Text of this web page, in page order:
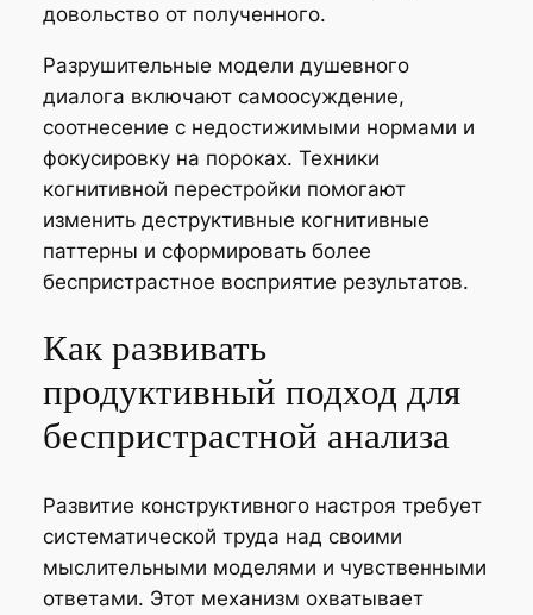
довольство от полученного.
Разрушительные модели душевного
диалога включают самоосуждение,
соотнесение с недостижимыми нормами и
фокусировку на пороках. Техники
когнитивной перестройки помогают
изменить деструктивные когнитивные
паттерны и сформировать более
беспристрастное восприятие результатов.
Как развивать
продуктивный подход для
беспристрастной анализа
Развитие конструктивного настроя требует
систематической труда над своими
мыслительными моделями и чувственными
ответами. Этот механизм охватывает